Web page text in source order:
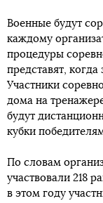
Военные будут
каждому
процедуры
представят, когда
Участники
дома на
будут
кубки
По словам
участвовали 218
в этом году